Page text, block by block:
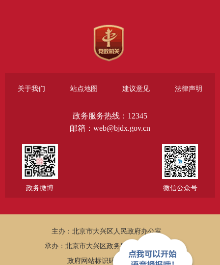
关于我们 站点地图 建议意见 法律声明
政务服务热线：12345
邮箱：web@bjdx.gov.cn
政务微博 微信公众号
主办：北京市大兴区人民政府办公室
承办：北京市大兴区政务服务和数据管理局
政府网站标识码：1101150005